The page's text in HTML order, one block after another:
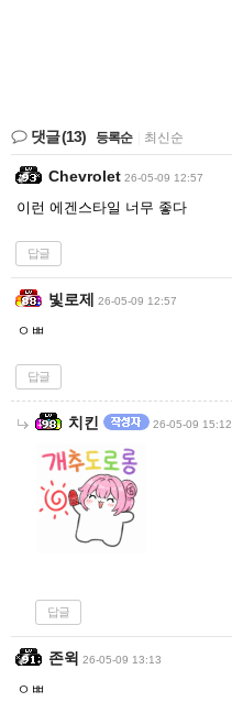
댓글(13) 등록순 최신순
Chevrolet 26-05-09 12:57
이런 에겐스타일 너무 좋다
답글
빛로제 26-05-09 12:57
ㅇㅃ
답글
치킨 26-05-09 15:12
답글
존윅 26-05-09 13:13
ㅇㅃ